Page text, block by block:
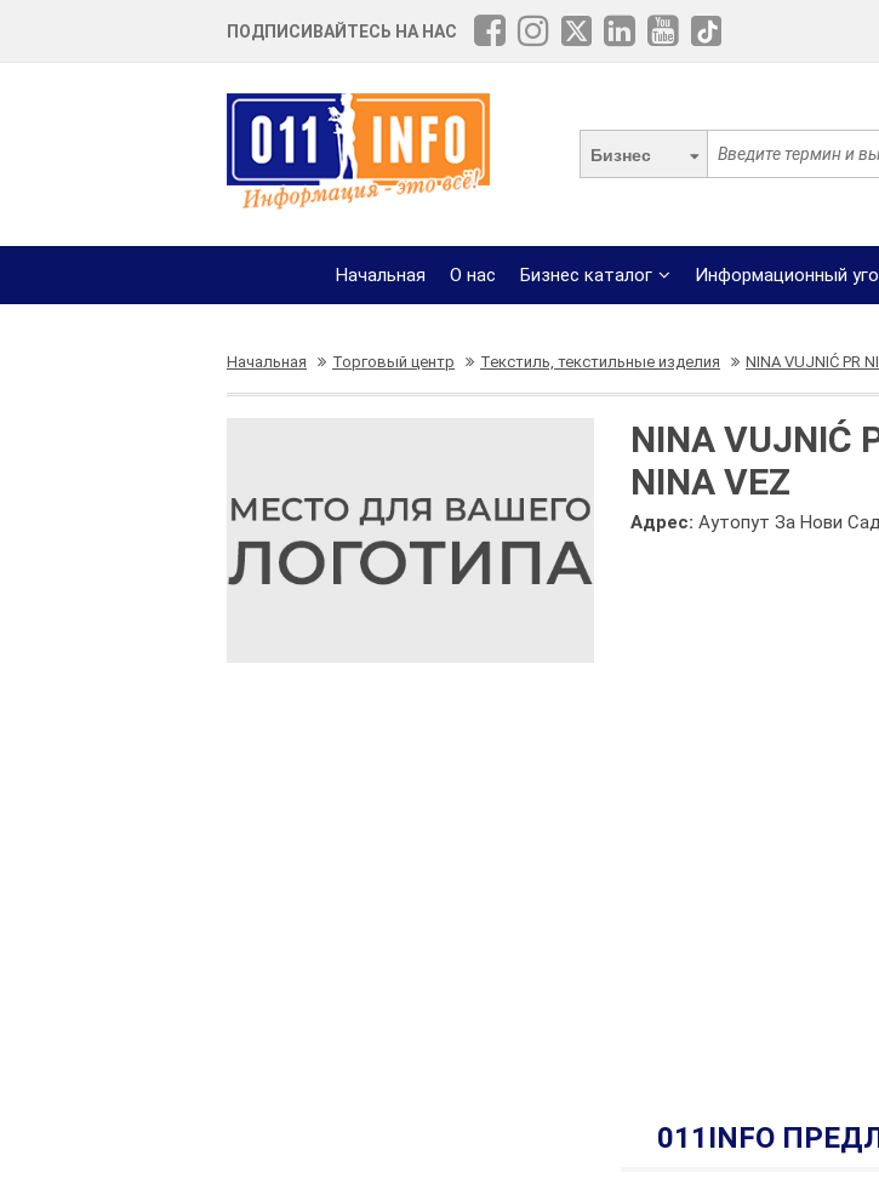
ПОДПИСИВАЙТЕСЬ НА НАС
Бизнес
Начальная О нас Бизнес каталог Информационный
Начальная Торговый центр Текстиль, текстильные изделия NINA VUJNIĆ PR
NINA VUJNIĆ
NINA VEZ
Адрес:Аутопут За Нови
011INFO